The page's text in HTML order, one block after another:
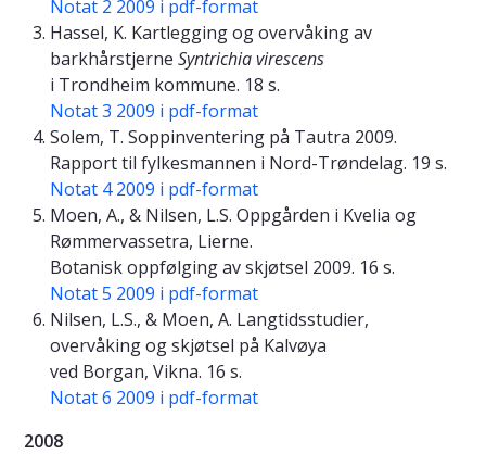
Notat 2 2009 i pdf-format
Hassel, K. Kartlegging og overvåking av
barkhårstjerne Syntrichia virescens
i Trondheim kommune. 18 s.
Notat 3 2009 i pdf-format
Solem, T. Soppinventering på Tautra 2009.
Rapport til fylkesmannen i Nord-Trøndelag. 19 s.
Notat 4 2009 i pdf-format
Moen, A., & Nilsen, L.S. Oppgården i Kvelia og
Rømmervassetra, Lierne.
Botanisk oppfølging av skjøtsel 2009. 16 s.
Notat 5 2009 i pdf-format
Nilsen, L.S., & Moen, A. Langtidsstudier,
overvåking og skjøtsel på Kalvøya
ved Borgan, Vikna. 16 s.
Notat 6 2009 i pdf-format
2008